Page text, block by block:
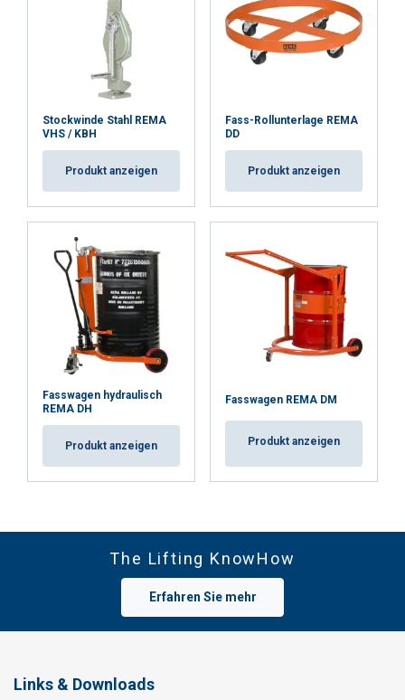
Stockwinde Stahl REMA
VHS / KBH
Produkt anzeigen
Fass-Rollunterlage REMA
DD
Produkt anzeigen
Fasswagen hydraulisch
REMA DH
Produkt anzeigen
Fasswagen REMA DM
Produkt anzeigen
The Lifting KnowHow
Erfahren Sie mehr
Links & Downloads